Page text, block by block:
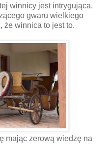
winnicy jest intrygująca.
gwaru wielkiego
że winnica to jest to.
mając zerową wiedzę na